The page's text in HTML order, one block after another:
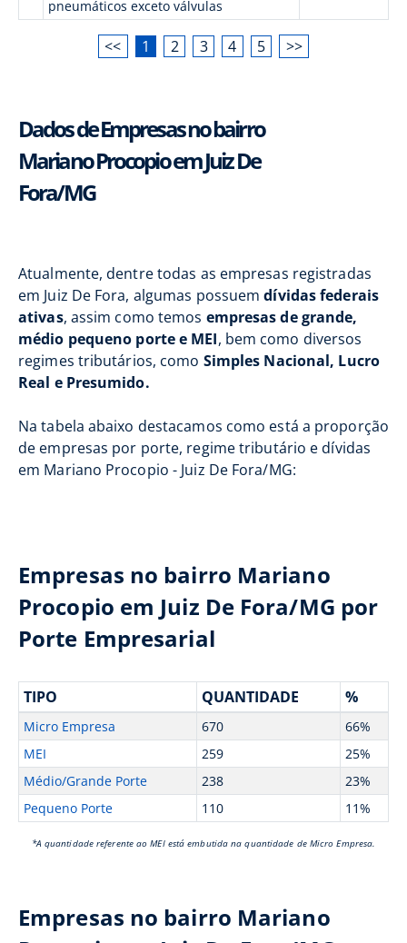
pneumáticos exceto válvulas
<< 1 2 3 4 5 >>
Dados de Empresas no bairro
Mariano Procopio em Juiz De
Fora/MG
Atualmente, dentre todas as empresas registradas
em Juiz De Fora, algumas possuemdívidas federais
ativas, assim como temos empresas de grande,
médio pequeno porte e MEI, bem como diversos
regimes tributários, como Simples Nacional, Lucro
Real e Presumido.
Na tabela abaixo destacamos como está a proporção
de empresas por porte, regime tributário e dívidas
em Mariano Procopio - Juiz De Fora/MG:
Empresas no bairro Mariano
Procopio em Juiz De Fora/MG por
Porte Empresarial
TIPO QUANTIDADE %
Micro Empresa 670
66%
MEI
259
25%
Médio/Grande Porte
238
23%
Pequeno Porte
110 11%
*A quantidade referente ao MEI está embutida na quantidade de Micro Empresa.
Empresas no bairro Mariano